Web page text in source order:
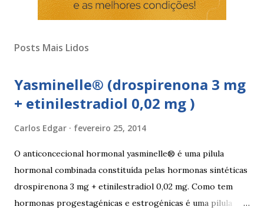
Posts Mais Lidos
Yasminelle® (drospirenona 3 mg
+ etinilestradiol 0,02 mg )
Carlos Edgar fevereiro 25, 2014
O anticoncecional hormonal yasminelle® é uma pilula
hormonal combinada constituída pelas hormonas sintéticas
drospirenona 3 mg + etinilestradiol 0,02 mg. Como tem
hormonas progestagénicas e estrogénicas é uma pilula